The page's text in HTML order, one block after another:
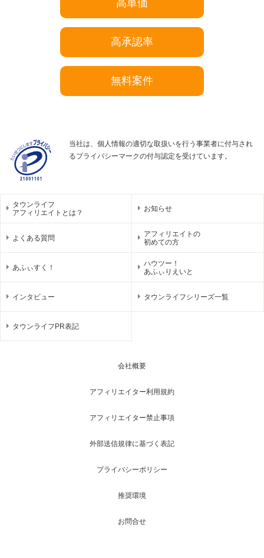
高単価
高承認率
無料案件
当社は、個人情報の適切な取扱いを行う事業者に付与され
るプライバシーマークの付与認定を受けています。
タウンライフ
アフィリエイトとは？
お知らせ
よくある質問
アフィリエイトの
初めての方
あふぃすく！
ハウツー！
あふぃりえいと
インタビュー タウンライフシリーズ一覧
タウンライフPR表記
会社概要
アフィリエイター利用規約
アフィリエイター禁止事項
外部送信規律に基づく表記
プライバシーポリシー
推奨環境
お問合せ